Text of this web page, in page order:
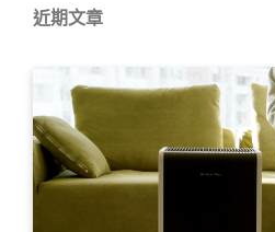
近期文章